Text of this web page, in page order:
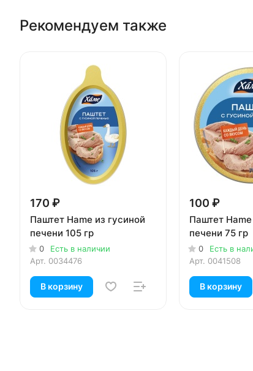
Рекомендуем также
170 ₽
Паштет Hame из гусиной
печени 105 гр
0
Есть в наличии
Арт. 0034476
В корзину
100 ₽
Паштет
печени 75 гр
0
Есть в
Арт. 0041508
В корзину